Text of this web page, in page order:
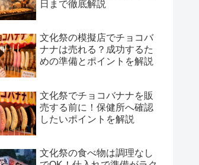
日まで徹底解説
文化祭の模擬店でチョコバ
ナナは売れる？成功するた
めの準備とポイントを解説
文化祭でチョコバナナを販
売する前に！保健所へ確認
したいポイントを解説
文化祭の食べ物は調理なし